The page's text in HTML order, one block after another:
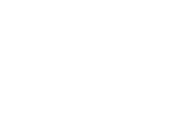
ただ
い。
ださ
。
ること
以下、
、
とい
する
講じ
造装